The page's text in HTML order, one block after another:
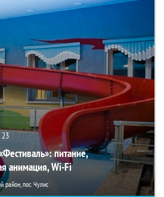
23
питание,
анимация, Wi-Fi
район, пос. Чулис